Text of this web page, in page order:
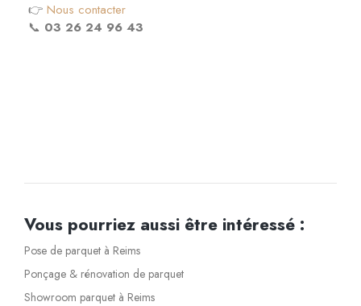
👉 Nous contacter
📞 03 26 24 96 43
Vous pourriez aussi être intéressé :
Pose de parquet à Reims
Ponçage & rénovation de parquet
Showroom parquet à Reims